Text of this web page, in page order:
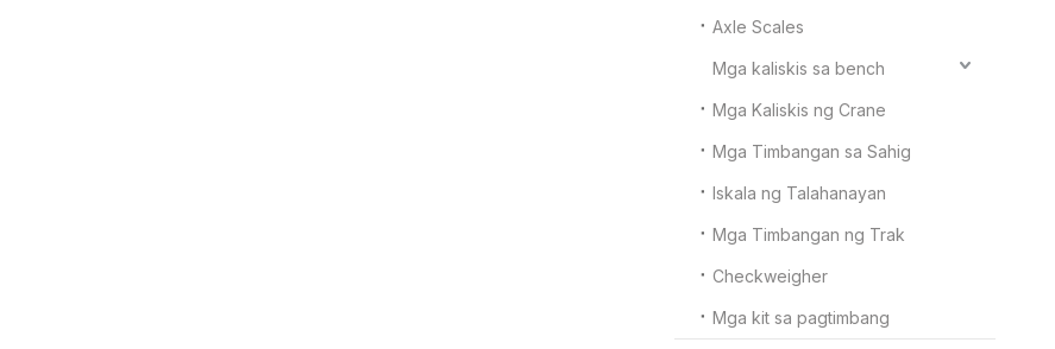
Axle Scales
Mga kaliskis sa bench
Mga Kaliskis ng Crane
Mga Timbangan sa Sahig
Iskala ng Talahanayan
Mga Timbangan ng Trak
Checkweigher
Mga kit sa pagtimbang